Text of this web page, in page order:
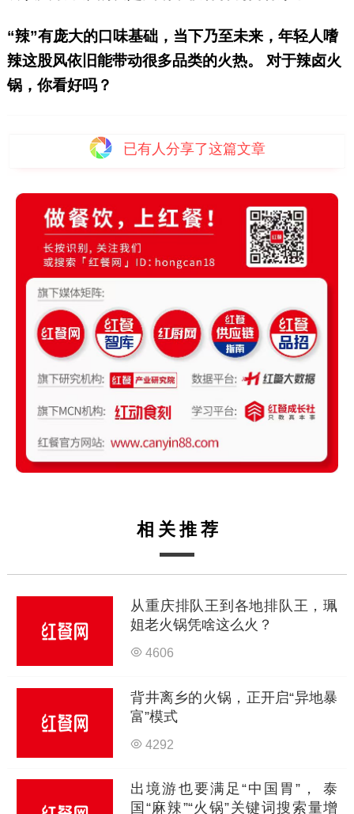
“辣”有庞大的口味基础，当下乃至未来，年轻人嗜
辣这股风依旧能带动很多品类的火热。 对于辣卤火
锅，你看好吗？
已有人分享了这篇文章
相关推荐
从重庆排队王到各地排队王，珮
姐老火锅凭啥这么火？
4606
背井离乡的火锅，正开启“异地暴
富”模式
4292
出境游也要满足“中国胃”， 泰
国“麻辣”“火锅”关键词搜索量增